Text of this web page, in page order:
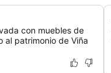
con muebles de
al patrimonio de Viña